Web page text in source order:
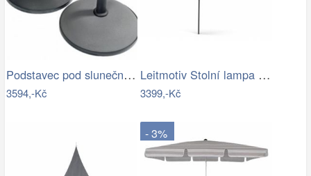
Podstavec pod slunečník BRAGGE 50 kg -…
3594,-Kč
Leitmotiv Stolní lampa ve tvaru hřibu…
3399,-Kč
- 3%